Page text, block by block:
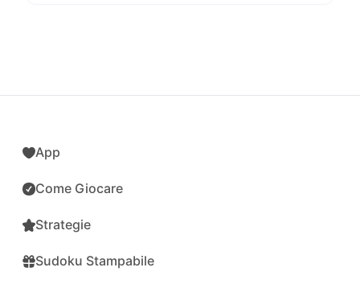
App
Come Giocare
Strategie
Sudoku Stampabile